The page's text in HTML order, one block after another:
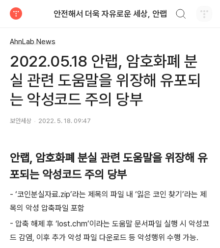
안전해서 더욱 자유로운 세상, 안랩
AhnLab News
2022.05.18 안랩, 암호화폐 분
실 관련 도움말을 위장해 유포되
는 악성코드 주의 당부
보안세상 2022. 5. 18. 09:47
안랩, 암호화폐 분실 관련 도움말을 위장해 유
포되는 악성코드 주의 당부
- ‘코인분실자료.zip’라는 제목의 파일 내 ‘잃은 코인 찾기’라는 제
목의 악성 압축파일 포함
- 압축 해제 후 ‘lost.chm’이라는 도움말 문서파일 실행 시 악성코
드 감염, 이후 추가 악성 파일 다운로드 등 악성행위 수행 가능.